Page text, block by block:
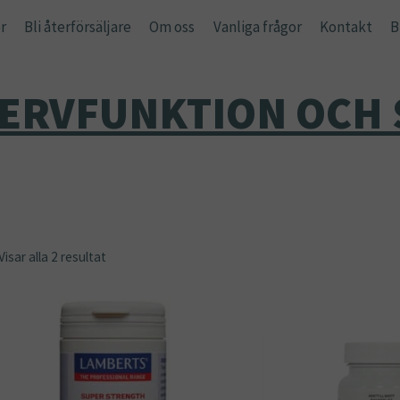
Bli återförsäljare Om oss Vanliga frågor Kontakt
OCH
alla 2 resultat